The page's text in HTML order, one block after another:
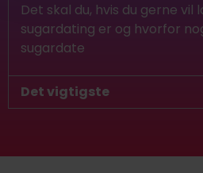
Det skal du, hvis du gerne
sugardating er og hvorfor
sugardate
Det vigtigste